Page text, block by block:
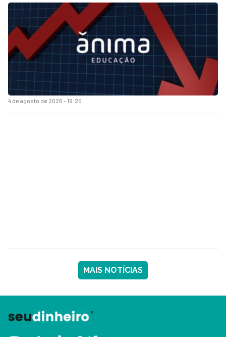
4 de agosto de 2026 - 19:25
MAIS NOTÍCIAS